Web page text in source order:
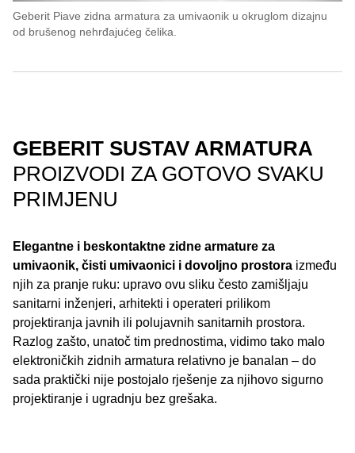
Geberit Piave zidna armatura za umivaonik u okruglom dizajnu
od brušenog nehrđajućeg čelika.
GEBERIT SUSTAV ARMATURA
PROIZVODI ZA GOTOVO SVAKU
PRIMJENU
Elegantne i beskontaktne zidne armature za
umivaonik, čisti umivaonici i dovoljno prostora između
njih za pranje ruku: upravo ovu sliku često zamišljaju
sanitarni inženjeri, arhitekti i operateri prilikom
projektiranja javnih ili polujavnih sanitarnih prostora.
Razlog zašto, unatoč tim prednostima, vidimo tako malo
elektroničkih zidnih armatura relativno je banalan – do
sada praktički nije postojalo rješenje za njihovo sigurno
projektiranje i ugradnju bez grešaka.